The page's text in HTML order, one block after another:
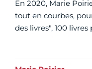
En 2020, Marie
tout en courbes,
des livres", 100 livres